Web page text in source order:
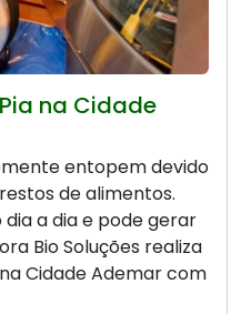
na Cidade
entopem devido
de alimentos.
a dia e pode gerar
Bio Soluções realiza
Cidade Ademar com